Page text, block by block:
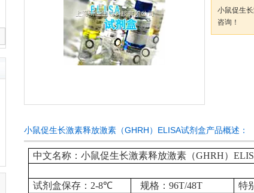
小鼠促生
咨询！
小鼠促生长激素释放激素（GHRH）ELISA试剂盒产品概述：
中文名称：小鼠促生长激素释放激素（GHRH）
试剂盒保存： 2-8℃ 规格：96T/48T
特